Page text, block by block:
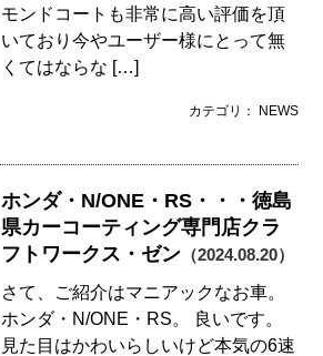
モンドコートも非常に高い評価を頂
いており今やユーザー様にとって無
くてはならな […]
カテゴリ： NEWS
ホンダ・N/ONE・RS・・・徳島
県カーコーティング専門店クラ
フトワークス・ゼン （2024.08.20）
さて、ご紹介はマニアックなお車。
ホンダ・N/ONE・RS。 良いです。
見た目はかわいらしいけど本気の6速